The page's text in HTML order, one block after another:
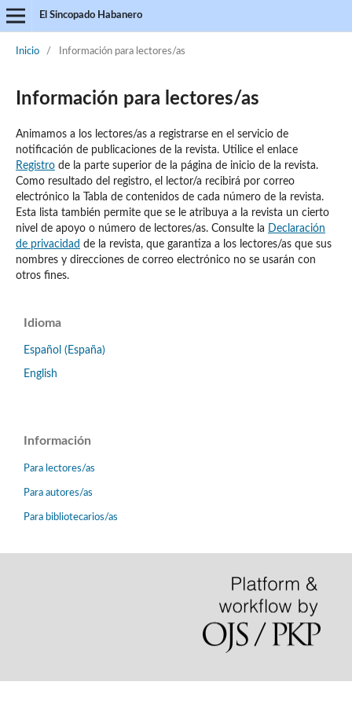
El Sincopado Habanero
Inicio / Información para lectores/as
Información para lectores/as
Animamos a los lectores/as a registrarse en el servicio de
notificación de publicaciones de la revista. Utilice el enlace
Registrode la parte superior de la página de inicio de la revista.
Como resultado del registro, el lector/a recibirá por correo
electrónico la Tabla de contenidos de cada número de la revista.
Esta lista también permite que se le atribuya a la revista un cierto
nivel de apoyo o número de lectores/as. Consulte la Declaración
de privacidad de la revista, que garantiza a los lectores/as que sus
nombres y direcciones de correo electrónico no se usarán con
otros fines.
Idioma
Español (España)
English
Información
Para lectores/as
Para autores/as
Para bibliotecarios/as